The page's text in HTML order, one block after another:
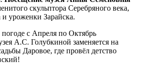
скульптора Серебряного века,
уроженки Зарайска.
с Апреля по Октябрь
А.С. Голубкиной заменяется на
Даровое, где провёл детство